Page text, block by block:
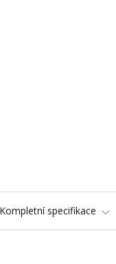
Kompletní specifikace